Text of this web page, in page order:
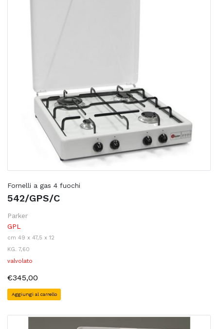
Fornelli a gas 4 fuochi
542/GPS/C
Parker
GPL
cm 49 x 47,5 x 12
KG. 7,60
valvolato
€345,00
Aggiungi al carrello